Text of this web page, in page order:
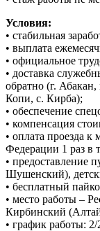
Условия:
• стабильная
• выплата
• официальное
• доставка
обратно (г.
Копи, с. Кирба);
• обеспечение
• компенсация
• оплата проезда к
Федерации 1 раз в
• предоставление
Шушенский),
• бесплатный
• место работы –
Кирбинский
• график работы: 2/